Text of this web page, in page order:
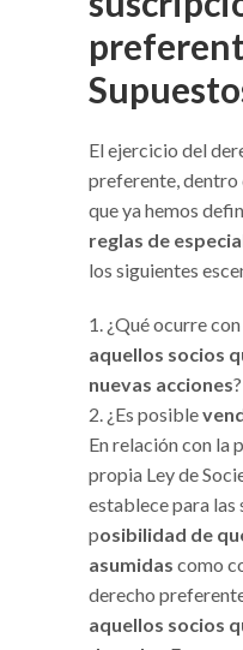
El ejercicio del
preferente, dentro
que ya hemos
reglas de
los siguientes
¿Qué ocurre
aquellos socios
nuevas acciones?
¿Es posible
En relación con la
propia Ley de
establece para las
posibilidad de
asumidas como
derecho
aquellos socios